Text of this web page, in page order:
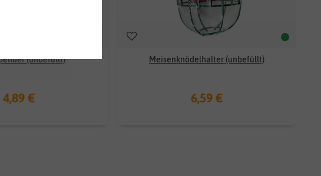
(unbefüllt)
4,89 €
Meisenknödelhalter (unbefüllt)
6,59 €